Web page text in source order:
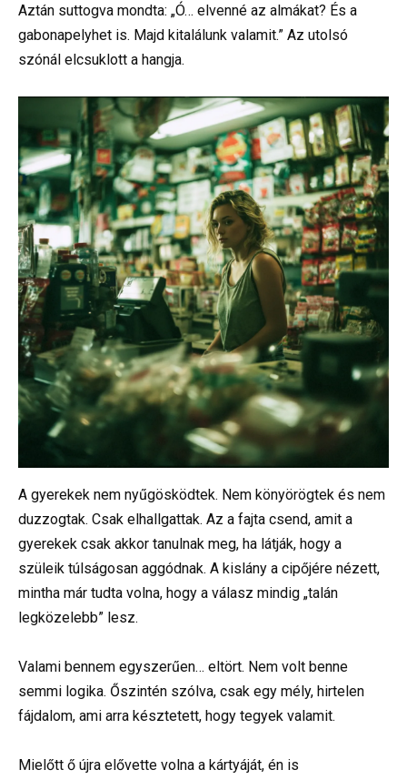
Aztán suttogva mondta: „Ó… elvenné az almákat? És a
gabonapelyhet is. Majd kitalálunk valamit.” Az utolsó
szónál elcsuklott a hangja.
A gyerekek nem nyűgösködtek. Nem könyörögtek és nem
duzzogtak. Csak elhallgattak. Az a fajta csend, amit a
gyerekek csak akkor tanulnak meg, ha látják, hogy a
szüleik túlságosan aggódnak. A kislány a cipőjére nézett,
mintha már tudta volna, hogy a válasz mindig „talán
legközelebb” lesz.
Valami bennem egyszerűen… eltört. Nem volt benne
semmi logika. Őszintén szólva, csak egy mély, hirtelen
fájdalom, ami arra késztetett, hogy tegyek valamit.
Mielőtt ő újra elővette volna a kártyáját, én is